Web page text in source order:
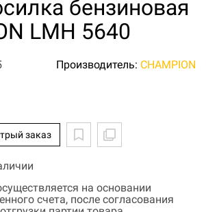
бензиновая
LMH 5640
Производитель: CHAMPION
заказ
на основании
счета, после согласования